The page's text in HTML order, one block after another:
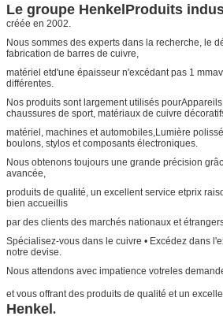
Le groupe HenkelProduits
créée en 2002.
Nous sommes des experts dans la recherche, le
fabrication de barres de cuivre,
matériel etd'une épaisseur n'excédant pas 1 mm
différentes.
Nos produits sont largement utilisés pour
chaussures de sport , matériaux de cuivre
matériel, machines et automobiles, Lumière
boulons, stylos et composants électroniques.
Nous obtenons toujours une grande précision
avancée,
produits de qualité, un excellent service etprix
bien accueillis
par des clients des marchés nationaux et
Spécialisez-vous dans le cuivre • Excédez dans
notre devise.
Nous attendons avec impatience votreles
et vous offrant des produits de qualité et un
Henkel.